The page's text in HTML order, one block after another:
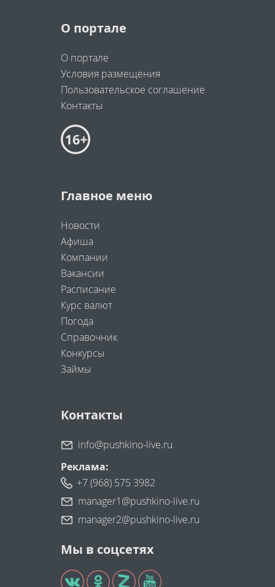
О портале
О портале
Условия размещения
Пользовательское соглашение
Контакты
Главное меню
Новости
Афиша
Компании
Вакансии
Расписание
Курс валют
Погода
Справочник
Конкурсы
Займы
Контакты
info@pushkino-live.ru
Реклама:
+7 (968) 575 3982
manager1@pushkino-live.ru
manager2@pushkino-live.ru
Мы в соцсетях